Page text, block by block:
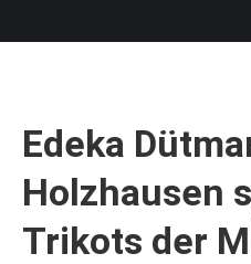
Edeka
Holzhausen
Trikots der